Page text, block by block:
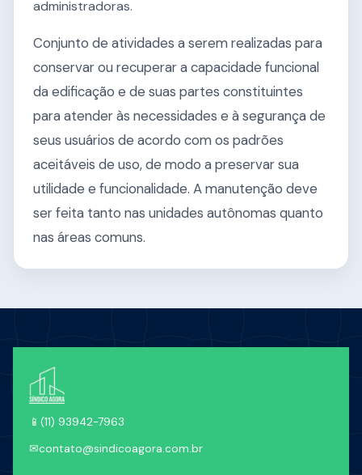
administradoras.
Conjunto de atividades a serem realizadas para
conservar ou recuperar a capacidade funcional
da edificação e de suas partes constituintes
para atender às necessidades e à segurança de
seus usuários de acordo com os padrões
aceitáveis de uso, de modo a preservar sua
utilidade e funcionalidade. A manutenção deve
ser feita tanto nas unidades autônomas quanto
nas áreas comuns.
📱 (11) 93942-7963
✉contato@sindicoagora.com.br